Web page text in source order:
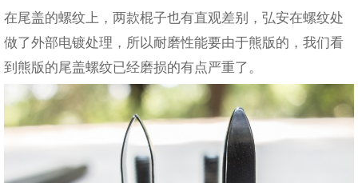
在尾盖的螺纹上，两款棍子也有直观差别，弘安在螺纹处
做了外部电镀处理，所以耐磨性能要由于熊版的，我们看
到熊版的尾盖螺纹已经磨损的有点严重了。